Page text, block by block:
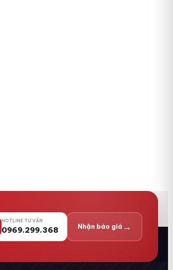
HOTLINE TƯ VẤN
0969.299.368 Nhận báo giá →